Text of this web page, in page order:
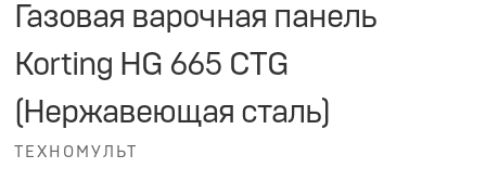
Газовая варочная панель
Korting HG 665 CTG
(Нержавеющая сталь)
ТЕХНОМУЛЬТ